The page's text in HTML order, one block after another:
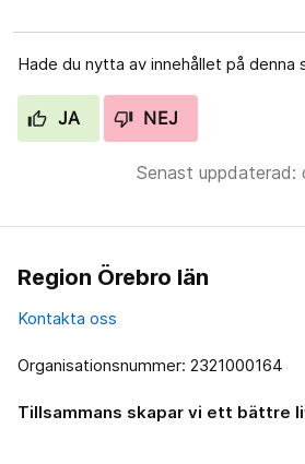
Hade du nytta av innehållet på denna
JA NEJ
Senast uppdaterad:
Region Örebro län
Kontakta oss
Organisationsnummer: 2321000164
Tillsammans skapar vi ett bättre